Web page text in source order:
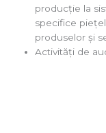
producţie la
specifice
produselor și
Activități de